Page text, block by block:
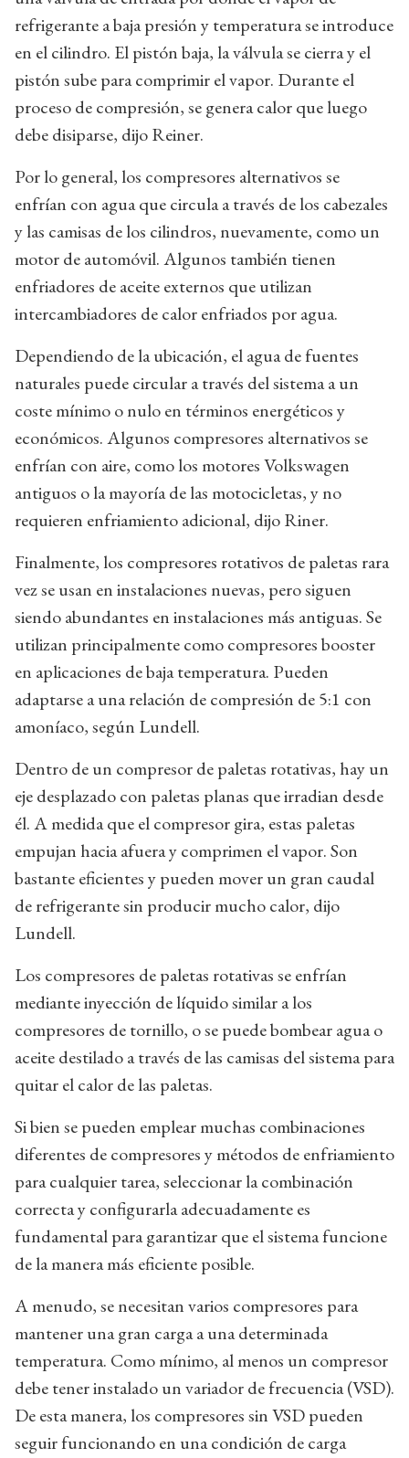
refrigerante a baja presión y temperatura se introduce
en el cilindro. El pistón baja, la válvula se cierra y el
pistón sube para comprimir el vapor. Durante el
proceso de compresión, se genera calor que luego
debe disiparse, dijo Reiner.
Por lo general, los compresores alternativos se
enfrían con agua que circula a través de los cabezales
y las camisas de los cilindros, nuevamente, como un
motor de automóvil. Algunos también tienen
enfriadores de aceite externos que utilizan
intercambiadores de calor enfriados por agua.
Dependiendo de la ubicación, el agua de fuentes
naturales puede circular a través del sistema a un
coste mínimo o nulo en términos energéticos y
económicos. Algunos compresores alternativos se
enfrían con aire, como los motores Volkswagen
antiguos o la mayoría de las motocicletas, y no
requieren enfriamiento adicional, dijo Riner.
Finalmente, los compresores rotativos de paletas rara
vez se usan en instalaciones nuevas, pero siguen
siendo abundantes en instalaciones más antiguas. Se
utilizan principalmente como compresores booster
en aplicaciones de baja temperatura. Pueden
adaptarse a una relación de compresión de 5:1 con
amoníaco, según Lundell.
Dentro de un compresor de paletas rotativas, hay un
eje desplazado con paletas planas que irradian desde
él. A medida que el compresor gira, estas paletas
empujan hacia afuera y comprimen el vapor. Son
bastante eficientes y pueden mover un gran caudal
de refrigerante sin producir mucho calor, dijo
Lundell.
Los compresores de paletas rotativas se enfrían
mediante inyección de líquido similar a los
compresores de tornillo, o se puede bombear agua o
aceite destilado a través de las camisas del sistema para
quitar el calor de las paletas.
Si bien se pueden emplear muchas combinaciones
diferentes de compresores y métodos de enfriamiento
para cualquier tarea, seleccionar la combinación
correcta y configurarla adecuadamente es
fundamental para garantizar que el sistema funcione
de la manera más eficiente posible.
A menudo, se necesitan varios compresores para
mantener una gran carga a una determinada
temperatura. Como mínimo, al menos un compresor
debe tener instalado un variador de frecuencia (VSD).
De esta manera, los compresores sin VSD pueden
seguir funcionando en una condición de carga